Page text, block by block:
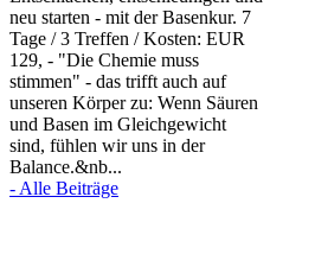
neu starten - mit der Basenkur. 7
Tage / 3 Treffen / Kosten: EUR
129, - "Die Chemie muss
stimmen" - das trifft auch auf
unseren Körper zu: Wenn Säuren
und Basen im Gleichgewicht
sind, fühlen wir uns in der
Balance.&nb...
- Alle Beiträge